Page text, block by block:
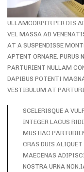
ULLAMCORPER PER DIS
VEL MASSA AD
AT A SUSPENDISSE
APTENT ORNARE. PURUS
PARTURIENT NULLAM
DAPIBUS POTENTI
VESTIBULUM AT
SCELERISQUE A
INTEGER LACUS
MUS HAC
CRAS DUIS
MAECENAS
NOSTRA URNA